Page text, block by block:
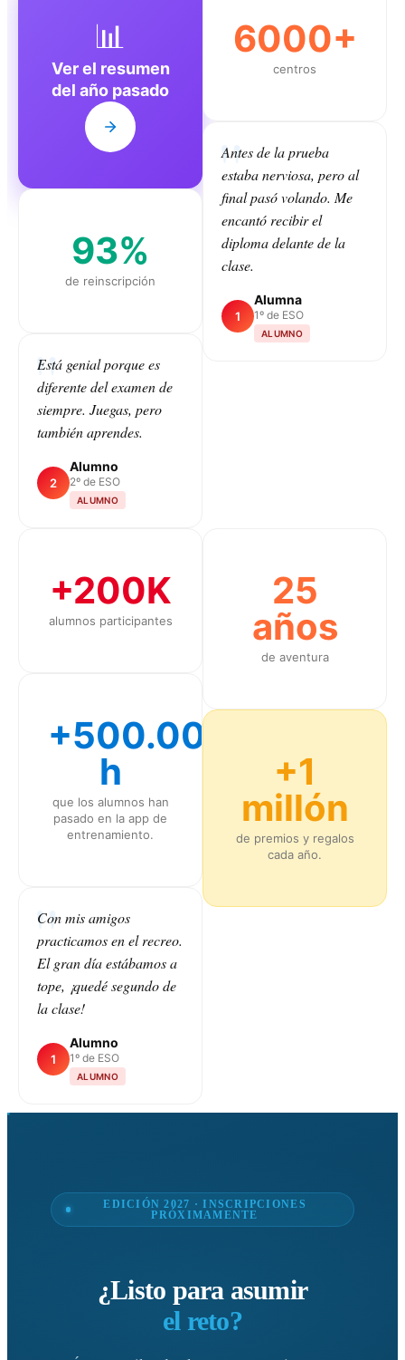
📊
Ver el resumen
del año pasado
93%
de reinscripción
Está genial porque es
diferente del examen de
siempre. Juegas, pero
también aprendes.
2
Alumno
2º de ESO
ALUMNO
6000+
centros
Antes de la prueba
estaba nerviosa, pero al
final pasó volando. Me
encantó recibir el
diploma delante de la
clase.
1
Alumna
1º de ESO
ALUMNO
+200K
alumnos participantes
+500.000
h
que los alumnos han
pasado en la app de
entrenamiento.
Con mis amigos
practicamos en el recreo.
El gran día estábamos a
tope, ¡quedé segundo de
la clase!
1
Alumno
1º de ESO
ALUMNO
25
años
de aventura
+1
millón
de premios y regalos
cada año.
EDICIÓN 2027 · INSCRIPCIONES
PRÓXIMAMENTE
¿Listo para asumir
el reto?